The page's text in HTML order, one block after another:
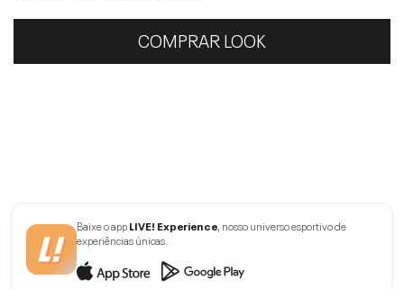
COMPRAR LOOK
Baixe o appLIVE! Experience , nosso universo esportivo de
experiências únicas.